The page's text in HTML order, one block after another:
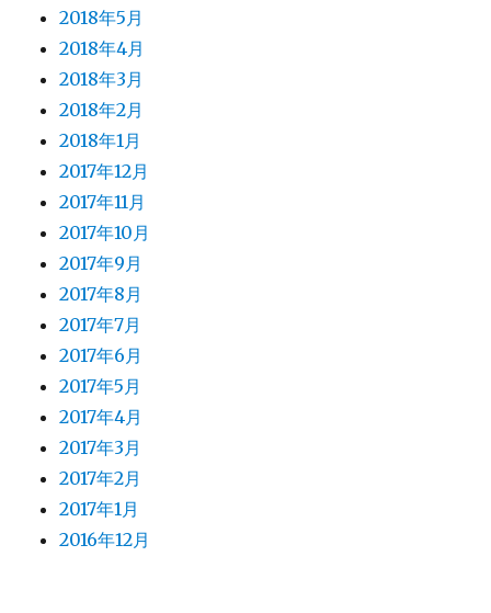
2018年5月
2018年4月
2018年3月
2018年2月
2018年1月
2017年12月
2017年11月
2017年10月
2017年9月
2017年8月
2017年7月
2017年6月
2017年5月
2017年4月
2017年3月
2017年2月
2017年1月
2016年12月